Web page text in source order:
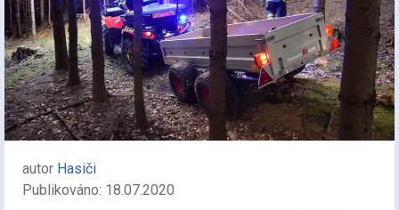
autor Hasiči
Publikováno: 18.07.2020